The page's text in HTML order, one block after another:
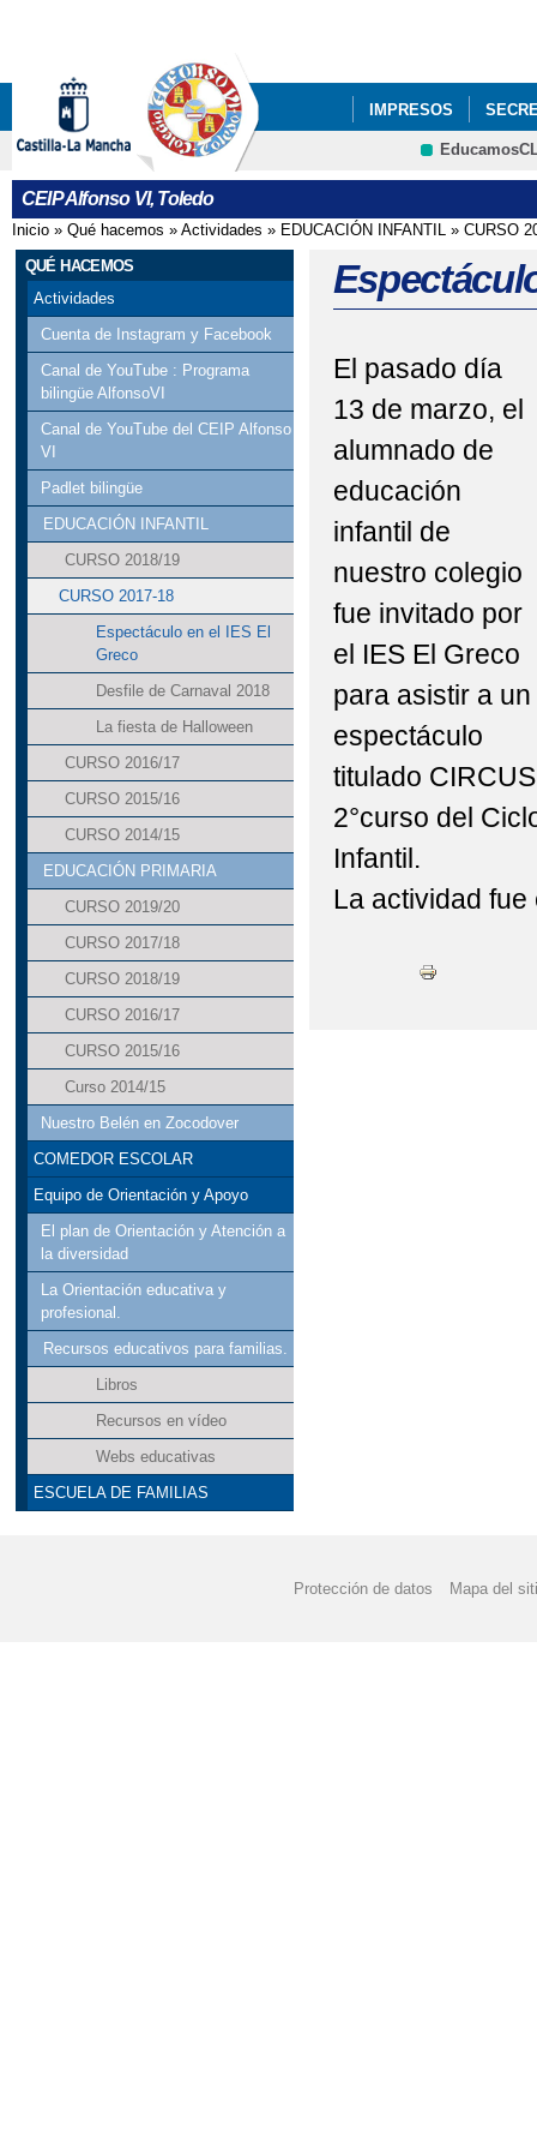
IMPRESOS
PROYECTOS DE
CEIP Alfonso VI, Toledo
Se encuentra usted aquí
Inicio » Qué hacemos » Actividades » EDUCACIÓN INFANTIL » CURSO
QUÉ HACEMOS
Actividades
Cuenta de Instagram y Facebook
Canal de YouTube : Programa
bilingüe AlfonsoVI
Canal de YouTube del CEIP Alfonso
VI
Padlet bilingüe
EDUCACIÓN INFANTIL
CURSO 2018/19
CURSO 2017-18
Espectáculo en el IES El
Greco
Desfile de Carnaval 2018
La fiesta de Halloween
CURSO 2016/17
CURSO 2015/16
CURSO 2014/15
EDUCACIÓN PRIMARIA
CURSO 2019/20
CURSO 2017/18
CURSO 2018/19
CURSO 2016/17
CURSO 2015/16
Curso 2014/15
Nuestro Belén en Zocodover
COMEDOR ESCOLAR
Equipo de Orientación y Apoyo
El plan de Orientación y Atención a
la diversidad
La Orientación educativa y
profesional.
Recursos educativos para familias.
Libros
Recursos en vídeo
Webs educativas
ESCUELA DE FAMILIAS
El pasado día
13 de marzo, el
alumnado de
educación
infantil de
nuestro colegio
fue invitado por
el IES El Greco
para asistir a un
espectáculo
titulado
2°curso del
Infantil.
La actividad
Protección de datos Mapa del